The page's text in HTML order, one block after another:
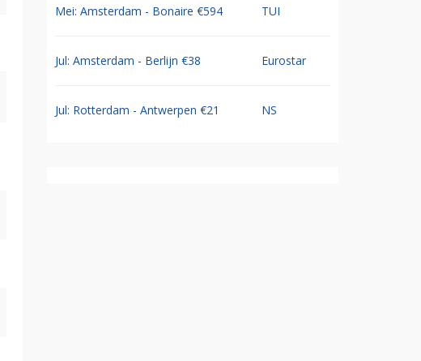
Mei: Amsterdam - Bonaire €594 TUI
Jul: Amsterdam - Berlijn €38 Eurostar
Jul: Rotterdam - Antwerpen €21 NS